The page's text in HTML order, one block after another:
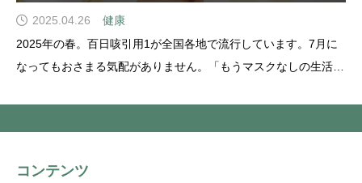
2025.04.26
健康
2025年の春。百日咳引用1が全国各地で流行しています。7月に
なってもおさまる気配がありません。「もうマスクなしの生活に
の “感染しやすさ” について解説していきたいと思いま
コンテンツ